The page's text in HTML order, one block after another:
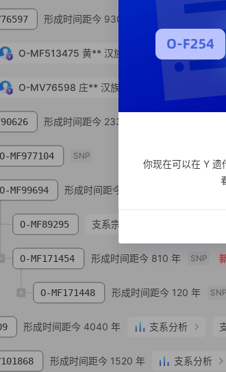
形成时间距今 4040 年 支系分析
形成时间距今 930 年
形成时间距今 2330 年
形成时间距今 1520 年 支系分析
O-MF513475 黄** 汉族 内蒙古自治区 兴安盟
O-MV76598 庄** 汉族
O-MF977104 SNP
O-MF99694 形成时间距今 1790 年
O-MF89295 支系宗亲
O-MF171454 形成时间距今 810 年 SNP
O-MF171448 形成时间距今 120 年 SNP
你现在可以在 Y 遗